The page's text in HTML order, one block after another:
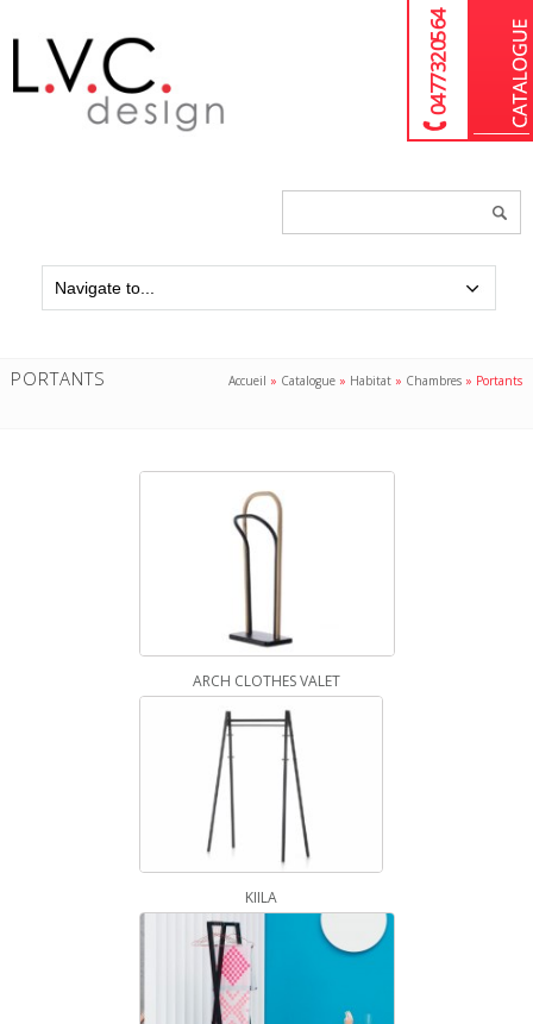
04 77 32 05 64
PORTANTS Accueil » Catalogue » Habitat » Chambres » Portants
ARCH CLOTHES VALET
KIILA